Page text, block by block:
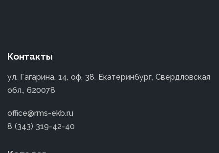
Контакты
ул. Гагарина, 14, оф. 38, Екатеринбург, Свердловская
обл., 620078
office@rms-ekb.ru
8 (343) 319-42-40